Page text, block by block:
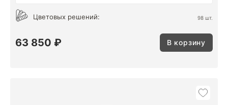
Цветовых решений: 98 шт.
63 850 ₽ В корзину